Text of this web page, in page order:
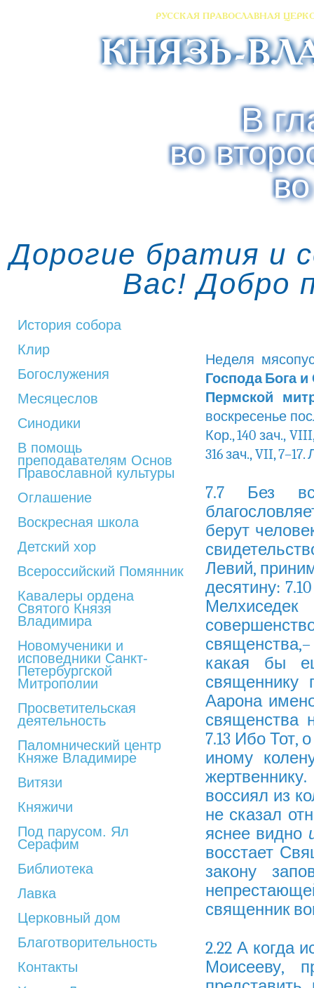
РУССКАЯ ПРАВОСЛАВНАЯ
КНЯЗЬ-
В
во
Дорогие братия и
Вас! Добро
История собора
Клир
Богослужения
Месяцеслов
Синодики
В помощь
преподавателям Основ
Православной культуры
Оглашение
Воскресная школа
Детский хор
Всероссийский Помянник
Кавалеры ордена
Святого Князя
Владимира
Новомученики и
исповедники Санкт-
Петербургской
Митрополии
Просветительская
деятельность
Паломнический центр
Княже Владимире
Витязи
Княжичи
Под парусом. Ял
Серафим
Библиотека
Лавка
Церковный дом
Благотворительность
Контакты
Неделя
Господа Бога
Пермской
воскресенье
Кор., 140 зач.,
316 зач., VII, 7–17.
7.7 Без
берут
Левий,
десятину:
какая бы
Аарона
священства
7.13 Ибо Тот,
иному
воссиял из
не сказал
яснее видно
восстает
закону
священник
2.22 А когда
Моисееву,